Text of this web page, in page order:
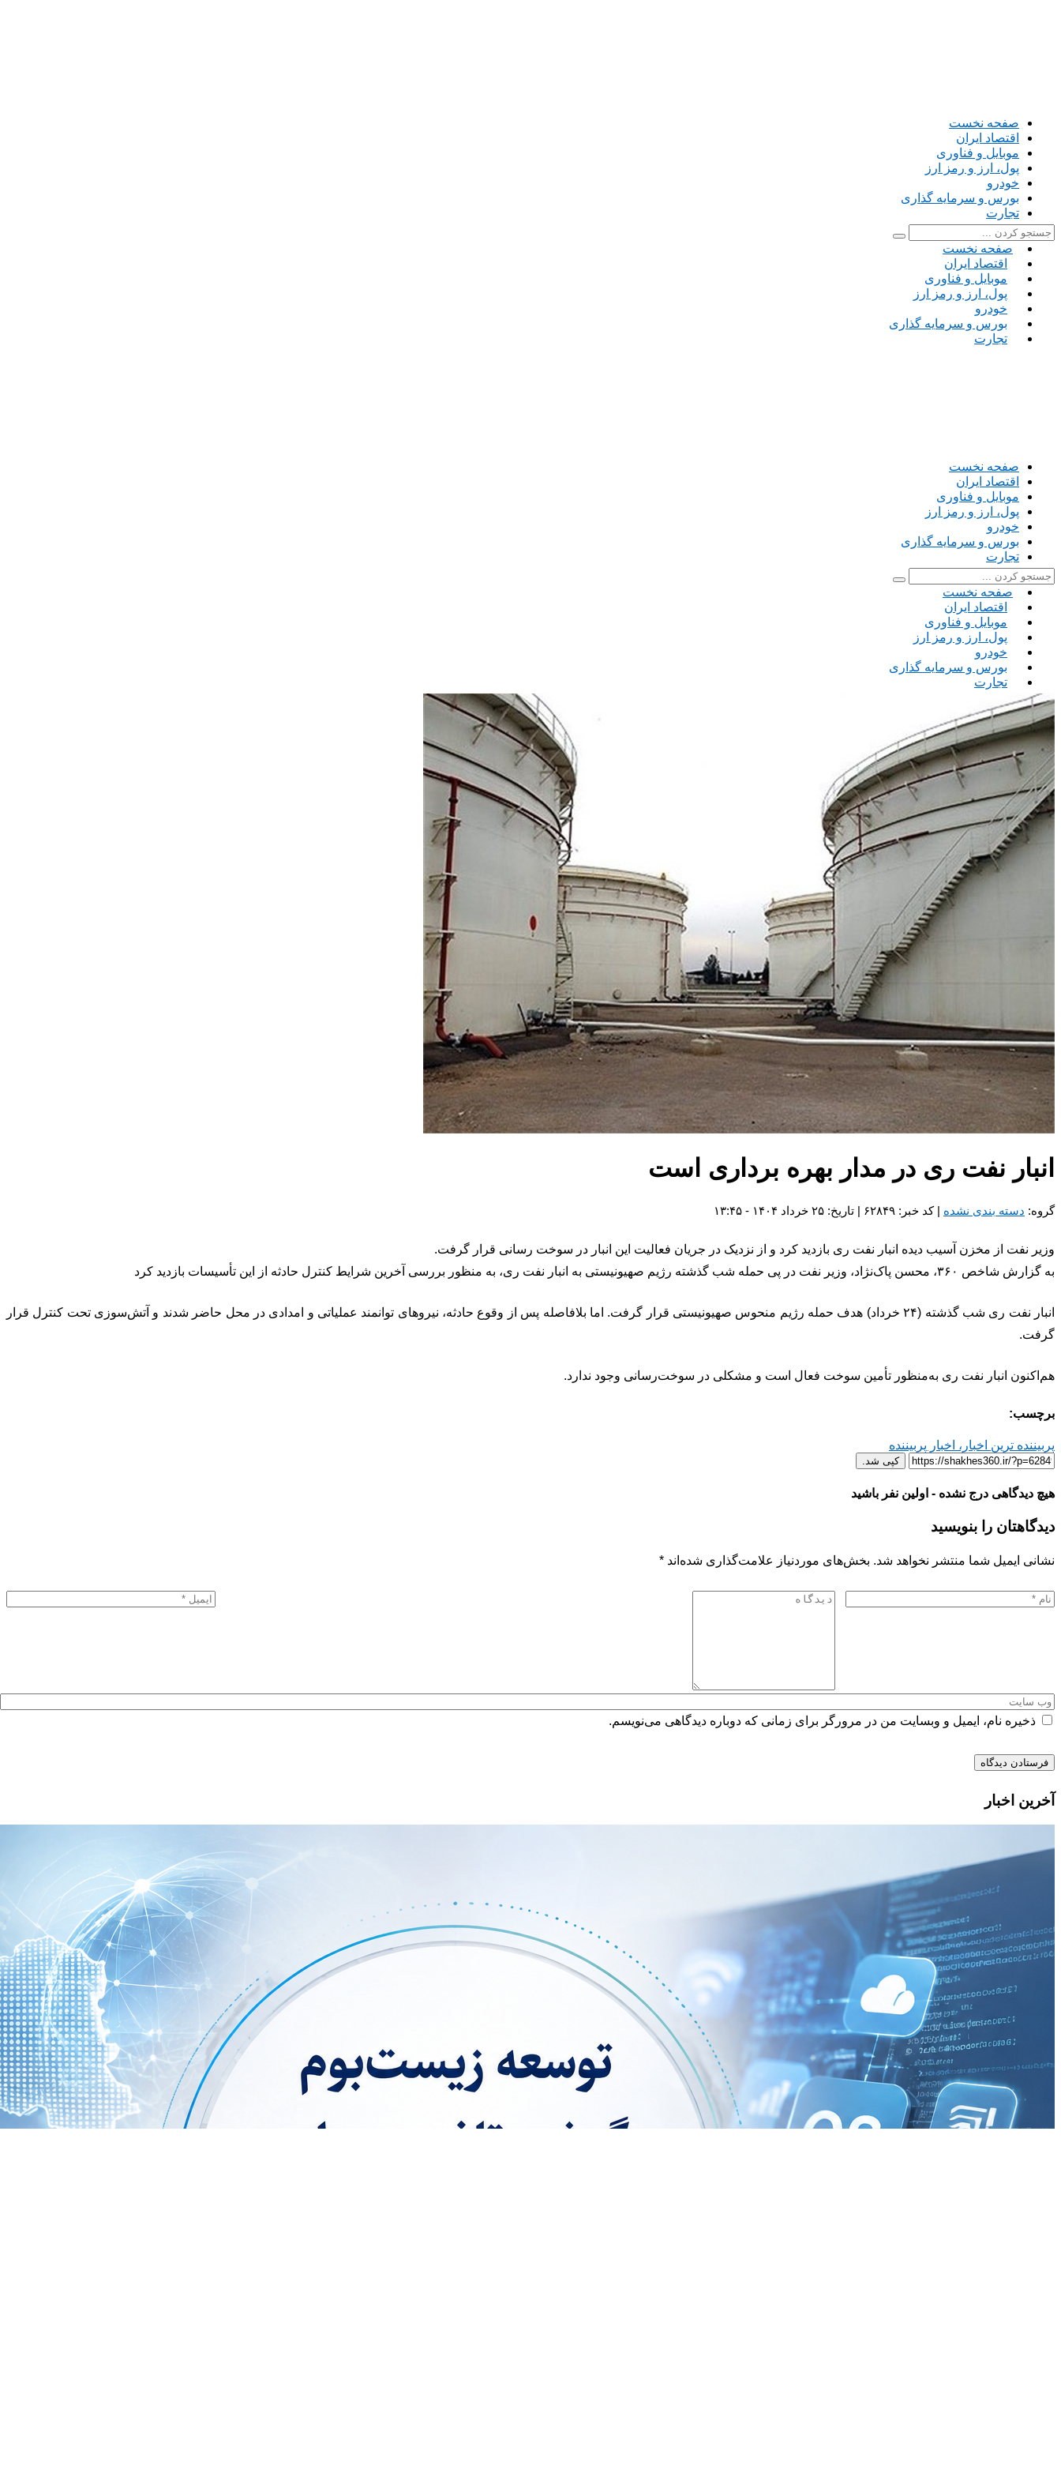
صفحه نخست
اقتصاد ایران
موبایل و فناوری
پول، ارز و رمز ارز
خودرو
بورس و سرمایه گذاری
تجارت
صفحه نخست
اقتصاد ایران
موبایل و فناوری
پول، ارز و رمز ارز
خودرو
بورس و سرمایه گذاری
تجارت
صفحه نخست
اقتصاد ایران
موبایل و فناوری
پول، ارز و رمز ارز
خودرو
بورس و سرمایه گذاری
تجارت
صفحه نخست
اقتصاد ایران
موبایل و فناوری
پول، ارز و رمز ارز
خودرو
بورس و سرمایه گذاری
تجارت
انبار نفت ری در مدار بهره برداری است
گروه: دسته بندی نشده | کد خبر: ۶۲۸۴۹ | تاریخ: ۲۵ خرداد ۱۴۰۴ - ۱۳:۴۵
وزیر نفت از مخزن آسیب دیده انبار نفت ری بازدید کرد و از نزدیک در جریان فعالیت این انبار در سوخت رسانی قرار گرفت.
به گزارش شاخص ۳۶۰، محسن پاک‌نژاد، وزیر نفت در پی حمله شب گذشته رژیم صهیونیستی به انبار نفت ری، به منظور بررسی آخرین شرایط کنترل حادثه از این تأسیسات بازدید کرد
انبار نفت ری شب گذشته (۲۴ خرداد) هدف حمله رژیم منحوس صهیونیستی قرار گرفت. اما بلافاصله پس از وقوع حادثه، نیروهای توانمند عملیاتی و امدادی در محل حاضر شدند و آتش‌سوزی تحت کنترل قرار
گرفت.
هم‌اکنون انبار نفت ری به‌منظور تأمین سوخت فعال است و مشکلی در سوخت‌رسانی وجود ندارد.
برچسب:
پربیننده ترین اخبار، اخبار پربیننده
کپی شد.
هیچ دیدگاهی درج نشده - اولین نفر باشید
دیدگاهتان را بنویسید
نشانی ایمیل شما منتشر نخواهد شد. بخش‌های موردنیاز علامت‌گذاری شده‌اند *
ذخیره نام، ایمیل و وبسایت من در مرورگر برای زمانی که دوباره دیدگاهی می‌نویسم.
آخرین اخبار